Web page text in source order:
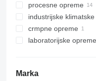
strojevi za
strojevi za
procesne opreme
centrifuge
separatori
industrijske
industrijski
crmpne opreme
hidrauličke stanice
laboratorijske opreme
Marka